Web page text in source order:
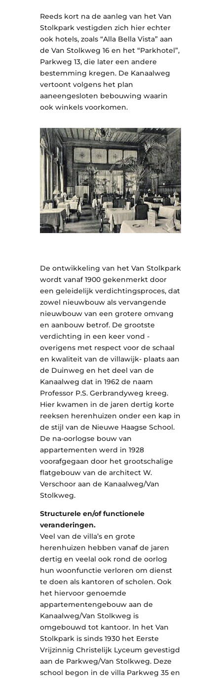
Reeds kort na de aanleg van het Van
Stolkpark vestigden zich hier echter
ook hotels, zoals “Alla Bella Vista” aan
de Van Stolkweg 16 en het “Parkhotel”,
Parkweg 13, die later een andere
bestemming kregen. De Kanaalweg
vertoont volgens het plan
aaneengesloten bebouwing waarin
ook winkels voorkomen.
De ontwikkeling van het Van Stolkpark
wordt vanaf 1900 gekenmerkt door
een geleidelijk verdichtingsproces, dat
zowel nieuwbouw als vervangende
nieuwbouw van een grotere omvang
en aanbouw betrof. De grootste
verdichting in een keer vond -
overigens met respect voor de schaal
en kwaliteit van de villawijk- plaats aan
de Duinweg en het deel van de
Kanaalweg dat in 1962 de naam
Professor P.S. Gerbrandyweg kreeg.
Hier kwamen in de jaren dertig korte
reeksen herenhuizen onder een kap in
de stijl van de Nieuwe Haagse School.
De na-oorlogse bouw van
appartementen werd in 1928
voorafgegaan door het grootschalige
flatgebouw van de architect W.
Verschoor aan de Kanaalweg/Van
Stolkweg.
Structurele en/of functionele
veranderingen.
Veel van de villa’s en grote
herenhuizen hebben vanaf de jaren
dertig en veelal ook rond de oorlog
hun woonfunctie verloren om dienst
te doen als kantoren of scholen. Ook
het hiervoor genoemde
appartementengebouw aan de
Kanaalweg/Van Stolkweg is
omgebouwd tot kantoor. In het Van
Stolkpark is sinds 1930 het Eerste
Vrijzinnig Christelijk Lyceum gevestigd
aan de Parkweg/Van Stolkweg. Deze
school begon in de villa Parkweg 35 en